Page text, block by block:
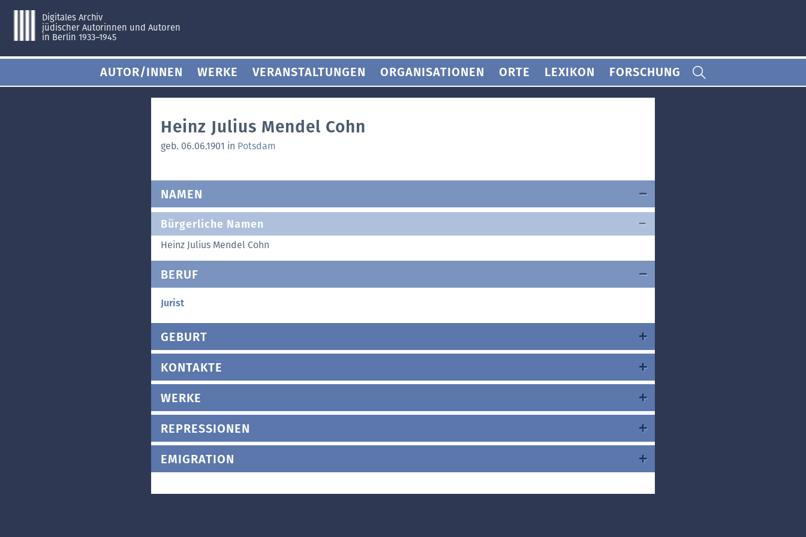
Digitales Archiv
jüdischer Autorinnen und Autoren
in Berlin 1933–1945
AUTOR/INNEN WERKE VERANSTALTUNGEN ORGANISATIONEN ORTE LEXIKON FORSCHUNG
Heinz Julius Mendel Cohn
geb. 06.06.1901 in Potsdam
NAMEN
Bürgerliche Namen
Heinz Julius Mendel Cohn
BERUF
Jurist
GEBURT
KONTAKTE
WERKE
REPRESSIONEN
EMIGRATION